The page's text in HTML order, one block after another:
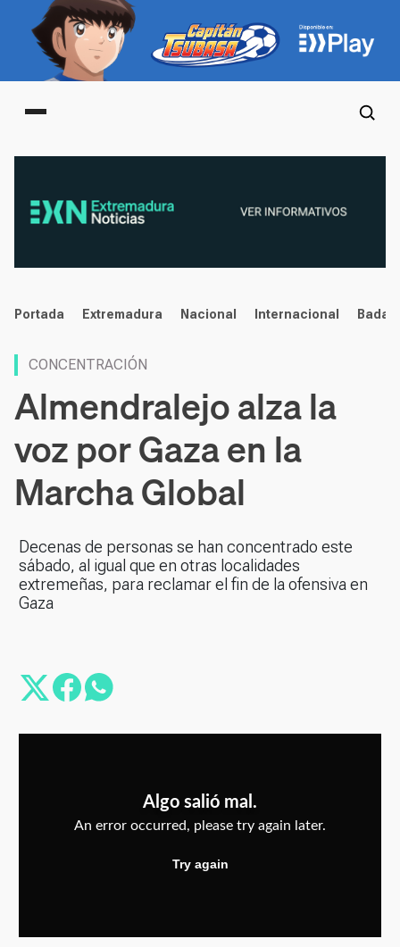
Main menu
noticias
Portada Extremadura Nacional Internacional
CONCENTRACIÓN
Almendralejo alza la
voz por Gaza en la
Marcha Global
Decenas de personas se han concentrado este
sábado, al igual que en otras localidades
extremeñas, para reclamar el fin de la ofensiva en
Gaza